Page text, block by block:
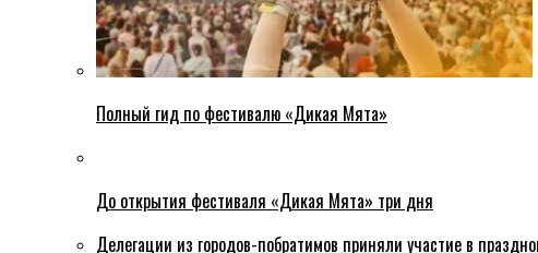
Полный гид по фестивалю «Дикая Мята»
До открытия фестиваля «Дикая Мята» три дня
Делегации из городов-побратимов приняли участие в